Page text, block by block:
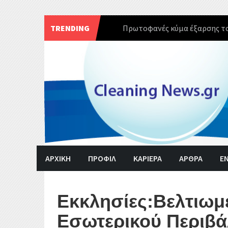
TRENDING
Πρωτοφανές κύμα έξαρσης
Skip
to
content
ΑΡΧΙΚΗ ΠΡΟΦΙΛ ΚΑΡΙΕΡΑ ΑΡΘΡΑ
Εσωτερικού